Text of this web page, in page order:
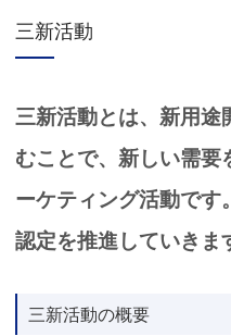
三新活動
三新活動とは、新用途
むことで、新しい需
ーケティング活動で
認定を推進していきま
三新活動の概要